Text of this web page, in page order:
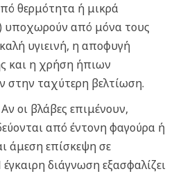
θερμότητα ή μικρά
υποχωρούν από μόνα τους
υγιεινή, η αποφυγή
και η χρήση ήπιων
στην ταχύτερη βελτίωση.
Αν οι βλάβες επιμένουν,
από έντονη φαγούρα ή
άμεση επίσκεψη σε
διάγνωση εξασφαλίζει